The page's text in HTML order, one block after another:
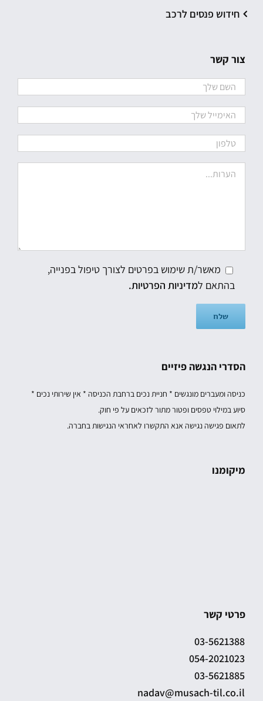
חידוש פנסים לרכב
צור קשר
מאשר/ת שימוש בפרטים לצורך טיפול בפנייה,
בהתאם למדיניות הפרטיות.
הסדרי הנגשה פיזיים
כניסה ומעברים מונגשים * חניית נכים ברחבת הכניסה * אין שירותי נכים *
סיוע במילוי טפסים ופטור מתור לזכאים על פי חוק.
לתאום פגישה נגישה אנא התקשרו לאחראי הנגישות בחברה.
מיקומנו
פרטי קשר
03-5621388
054-2021023
03-5621885
nadav@musach-til.co.il